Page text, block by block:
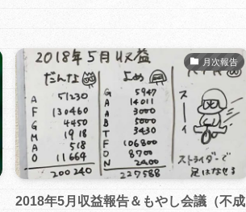
月次報告
2018年5月収益報告＆もやし会議（不成